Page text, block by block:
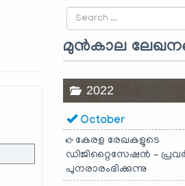
Search
for
മുൻകാല
2022
October
കേരള രേഖകളുടെ
ഡിജിറ്റൈസേഷൻ –
പുനരാരംഭിക്കുന്നു